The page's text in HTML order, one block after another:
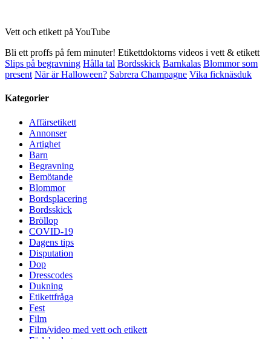
Vett och etikett på YouTube
Bli ett proffs på fem minuter! Etikettdoktorns videos i vett & etikett
Slips på begravning Hålla tal Bordsskick Barnkalas Blommor som
present När är Halloween? Sabrera Champagne Vika ficknäsduk
Kategorier
Affärsetikett
Annonser
Artighet
Barn
Begravning
Bemötande
Blommor
Bordsplacering
Bordsskick
Bröllop
COVID-19
Dagens tips
Disputation
Dop
Dresscodes
Dukning
Etikettfråga
Fest
Film
Film/video med vett och etikett